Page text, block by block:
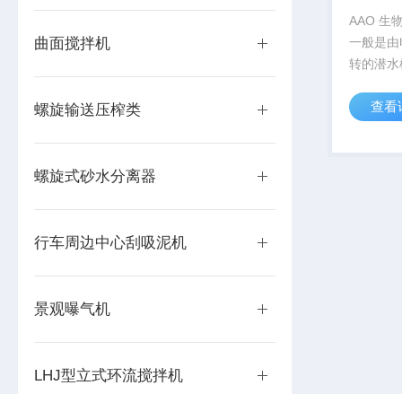
曲面搅拌机
螺旋输送压榨类
螺旋式砂水分离器
行车周边中心刮吸泥机
景观曝气机
LHJ型立式环流搅拌机
AAO 生
一般是
转的潜
要应用
和污泥
查看